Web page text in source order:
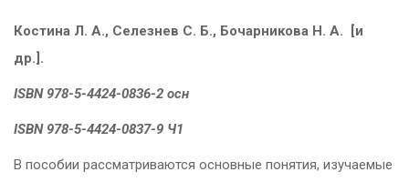
Костина Л. А., Селезнев С. Б., Бочарникова Н. А. [и
др.].
ISBN 978-5-4424-0836-2 осн
ISBN 978-5-4424-0837-9 Ч1
В пособии рассматриваются основные понятия, изучаемые